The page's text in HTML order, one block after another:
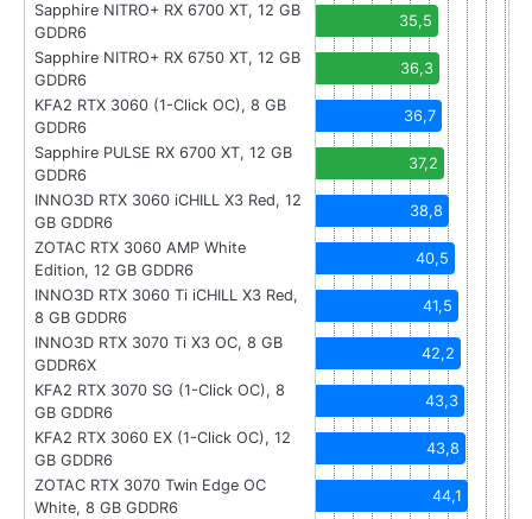
Sapphire NITRO+ RX 6700 XT, 12 GB
GDDR6
35,5
Sapphire NITRO+ RX 6750 XT, 12 GB
GDDR6
36,3
KFA2 RTX 3060 (1-Click OC), 8 GB
GDDR6
36,7
Sapphire PULSE RX 6700 XT, 12 GB
GDDR6
37,2
INNO3D RTX 3060 iCHILL X3 Red, 12
GB GDDR6
38,8
ZOTAC RTX 3060 AMP White
Edition, 12 GB GDDR6
40,5
INNO3D RTX 3060 Ti iCHILL X3 Red,
8 GB GDDR6
41,5
INNO3D RTX 3070 Ti X3 OC, 8 GB
GDDR6X
42,2
KFA2 RTX 3070 SG (1-Click OC), 8
GB GDDR6
43,3
KFA2 RTX 3060 EX (1-Click OC), 12
GB GDDR6
43,8
ZOTAC RTX 3070 Twin Edge OC
White, 8 GB GDDR6
44,1